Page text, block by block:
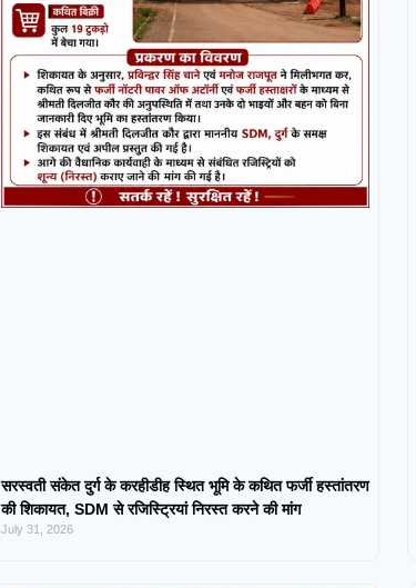
सरस्वती संकेत दुर्ग के करहीडीह स्थित भूमि के कथित फर्जी हस्तांतरण
की शिकायत, SDM से रजिस्ट्रियां निरस्त करने की मांग
July 31, 2026